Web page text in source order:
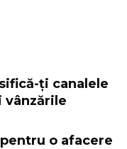
ți canalele
vânzările
o afacere